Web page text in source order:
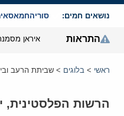
נושאים חמים: סוריהחמאס
התראות איראן
ראשי > בלוגים > שביתת הרעב
הרשות הפלסטינית,